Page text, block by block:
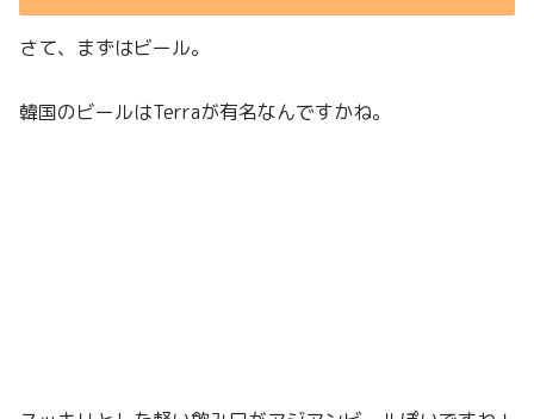
さて、まずはビール。
韓国のビールはTerraが有名なんですかね。